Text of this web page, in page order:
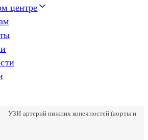
центре
УЗИ артерий нижних конечностей (аорты и